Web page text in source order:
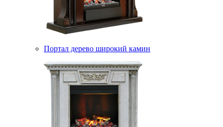
Портал дерево широкий камин